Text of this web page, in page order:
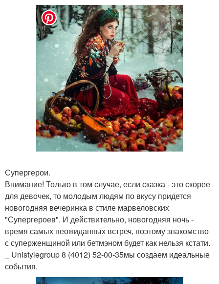
Супергерои.
Внимание! Только в том случае, если сказка - это скорее
для девочек, то молодым людям по вкусу придется
новогодняя вечеринка в стиле марвеловских
"Супергероев". И действительно, новогодняя ночь -
время самых неожиданных встреч, поэтому знакомство
с суперженщиной или бетмэном будет как нельзя кстати.
_ Unistylegroup 8 (4012) 52-00-35мы создаем идеальные
события.